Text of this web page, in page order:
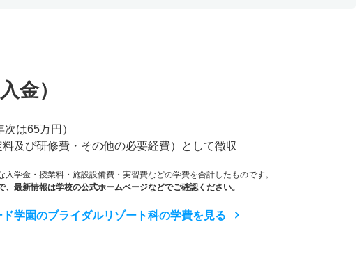
金）
は65万円）
及び研修費・その他の必要経費）として徴収
学金・授業料・施設設備費・実習費などの学費を合計したものです。
最新情報は学校の公式ホームページなどでご確認ください。
学園のブライダルリゾート科の学費を見る